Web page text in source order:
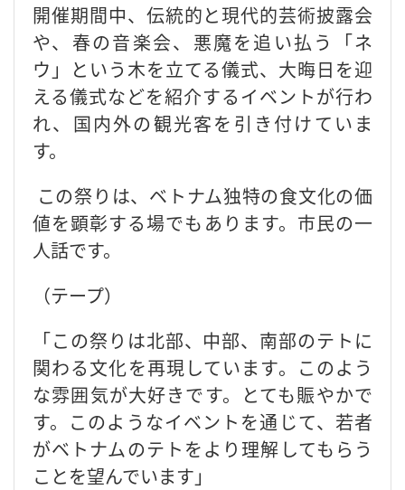
開催期間中、伝統的と現代的芸術披露会
や、春の音楽会、悪魔を追い払う「ネ
ウ」という木を立てる儀式、大晦日を迎
える儀式などを紹介するイベントが行わ
れ、国内外の観光客を引き付けていま
す。
この祭りは、ベトナム独特の食文化の価
値を顕彰する場でもあります。市民の一
人話です。
（テープ）
「この祭りは北部、中部、南部のテトに
関わる文化を再現しています。このよう
な雰囲気が大好きです。とても賑やかで
す。このようなイベントを通じて、若者
がベトナムのテトをより理解してもらう
ことを望んでいます」